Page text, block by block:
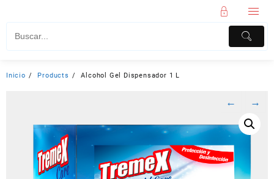
Inicio Products Alcohol Gel Dispensador 1 L
← →